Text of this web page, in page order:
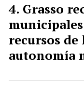
Grasso
recursos de
autonomía